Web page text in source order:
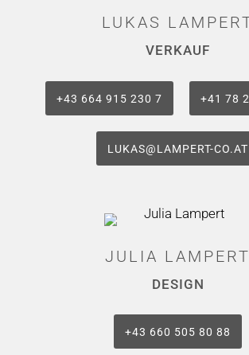
LUKAS
VERKAUF
+43 664 915 230 7 +41 78
LUKAS@LAMPERT-CO.AT
JULIA LAMPERT
DESIGN
‭+43 660 505 80 88‬